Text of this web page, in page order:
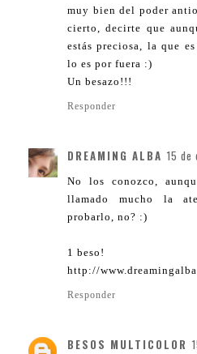
muy bien del poder
cierto, decirte que
estás preciosa, la que
lo es por fuera :)
Un besazo!!!
Responder
DREAMING ALBA 15 de
No los conozco,
llamado mucho la
probarlo, no? :)
1 beso!
http://
Responder
BESOS MULTICOLOR